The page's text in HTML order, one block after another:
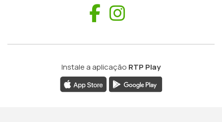
Facebook
Instale a aplicação RTP Play